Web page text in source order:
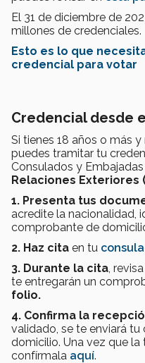
El 31 de diciembre de
millones de credenciales.
Esto es lo que
credencial para votar
Credencial desde
Si tienes 18 años o más
puedes tramitar tu
Consulados y
Relaciones Exteriores
1. Presenta tus
acredite la nacionalidad,
comprobante de
2. Haz cita en tu
3. Durante la cita,
te entregarán un
folio.
4. Confirma la
validado, se te enviará tu
domicilio. Una vez que
confírmala aquí.